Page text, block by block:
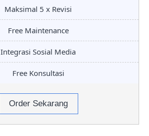
Maksimal 5 x Revisi
Free Maintenance
Integrasi Sosial Media
Free Konsultasi
Order Sekarang